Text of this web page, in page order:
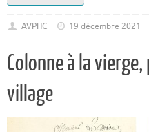
AVPHC 19 décembre 2021
Colonne à la
village